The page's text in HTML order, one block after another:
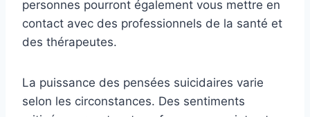
personnes pourront également vous mettre en
contact avec des professionnels de la santé et
des thérapeutes.
La puissance des pensées suicidaires varie
selon les circonstances. Des sentiments